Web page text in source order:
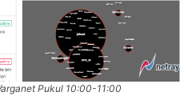
Pukul 10:00-11:00